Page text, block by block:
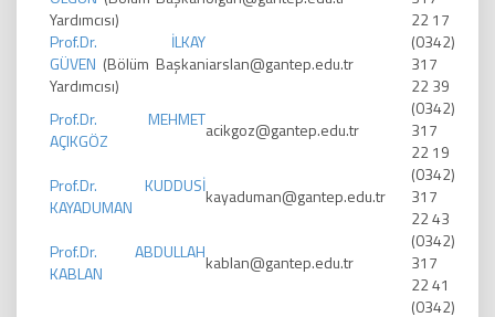
Yardımcısı)
22 17
Prof.Dr. İLKAY
GÜVEN (Bölüm Başkan
Yardımcısı)
iarslan@gantep.edu.tr
(0342)
317
22 39
Prof.Dr. MEHMET
AÇIKGÖZ
acikgoz@gantep.edu.tr
(0342)
317
22 19
Prof.Dr. KUDDUSİ
KAYADUMAN
kayaduman@gantep.edu.tr
(0342)
317
22 43
Prof.Dr. ABDULLAH
KABLAN
kablan@gantep.edu.tr
(0342)
317
22 41
(0342)